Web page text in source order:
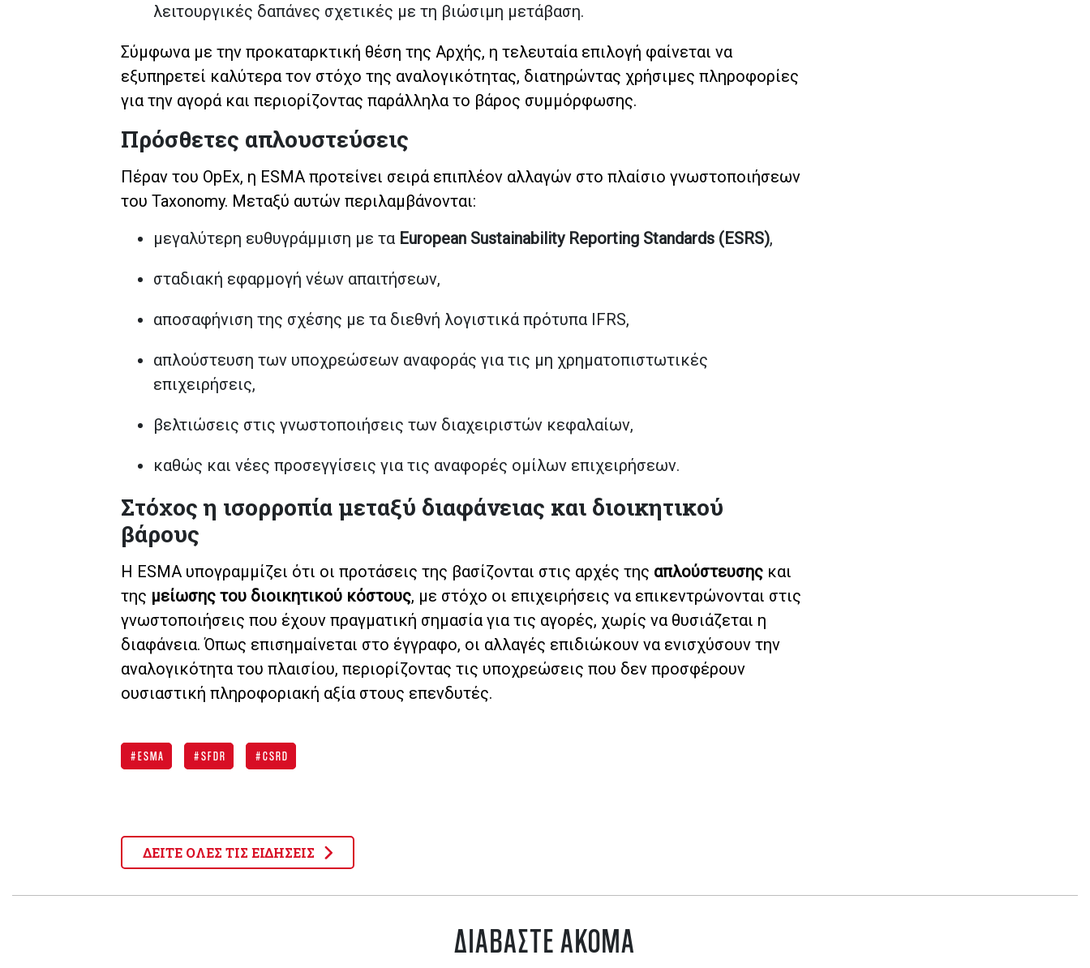
λειτουργικές δαπάνες σχετικές με τη βιώσιμη μετάβαση.
Σύμφωνα με την προκαταρκτική θέση της Αρχής, η τελευταία επιλογή φαίνεται να
εξυπηρετεί καλύτερα τον στόχο της αναλογικότητας, διατηρώντας χρήσιμες πληροφορίες
για την αγορά και περιορίζοντας παράλληλα το βάρος συμμόρφωσης.
Πρόσθετες απλουστεύσεις
Πέραν του OpEx, η ESMA προτείνει σειρά επιπλέον αλλαγών στο πλαίσιο γνωστοποιήσεων
του Taxonomy. Μεταξύ αυτών περιλαμβάνονται:
μεγαλύτερη ευθυγράμμιση με τα European Sustainability Reporting Standards (ESRS),
σταδιακή εφαρμογή νέων απαιτήσεων,
αποσαφήνιση της σχέσης με τα διεθνή λογιστικά πρότυπα IFRS,
απλούστευση των υποχρεώσεων αναφοράς για τις μη χρηματοπιστωτικές
επιχειρήσεις,
βελτιώσεις στις γνωστοποιήσεις των διαχειριστών κεφαλαίων,
καθώς και νέες προσεγγίσεις για τις αναφορές ομίλων επιχειρήσεων.
Στόχος η ισορροπία μεταξύ διαφάνειας και διοικητικού
βάρους
Η ESMA υπογραμμίζει ότι οι προτάσεις της βασίζονται στις αρχές της απλούστευσης και
της μείωσης του διοικητικού κόστους, με στόχο οι επιχειρήσεις να επικεντρώνονται στις
γνωστοποιήσεις που έχουν πραγματική σημασία για τις αγορές, χωρίς να θυσιάζεται η
διαφάνεια. Όπως επισημαίνεται στο έγγραφο, οι αλλαγές επιδιώκουν να ενισχύσουν την
αναλογικότητα του πλαισίου, περιορίζοντας τις υποχρεώσεις που δεν προσφέρουν
ουσιαστική πληροφοριακή αξία στους επενδυτές.
ESMA SFDR CSRD
ΔΕΙΤΕ ΟΛΕΣ ΤΙΣ ΕΙΔΗΣΕΙΣ
ΔΙΑΒΑΣΤΕ ΑΚΟΜΑ